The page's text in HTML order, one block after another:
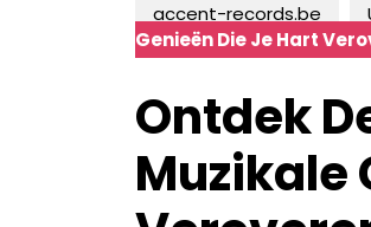
accent-records.be
Genieën Die Je Hart
Ontdek
Muzikale